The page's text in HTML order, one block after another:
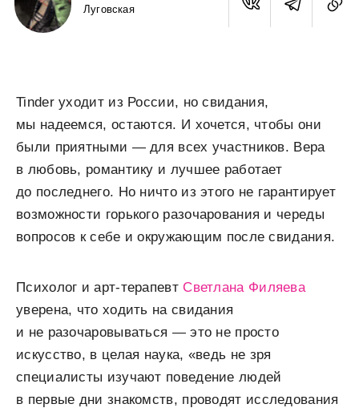
Луговская
Tinder уходит из России, но свидания,
мы надеемся, остаются. И хочется, чтобы они
были приятными — для всех участников. Вера
в любовь, романтику и лучшее работает
до последнего. Но ничто из этого не гарантирует
возможности горького разочарования и череды
вопросов к себе и окружающим после свидания.
Психолог и арт-терапевт Светлана Филяева
уверена, что ходить на свидания
и не разочаровываться — это не просто
искусство, в целая наука, «ведь не зря
специалисты изучают поведение людей
в первые дни знакомств, проводят исследования